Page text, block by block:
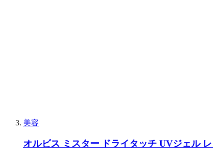
美容
オルビス ミスター ドライタッチ UVジェル